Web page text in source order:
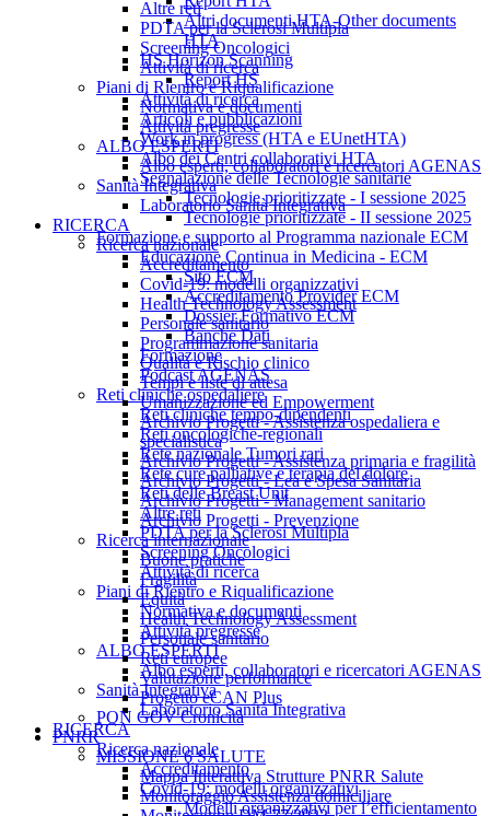
Altre reti
PDTA per la Sclerosi Multipla
Screening Oncologici
Attività di ricerca
Piani di Rientro e Riqualificazione
Normativa e documenti
Attività pregresse
ALBO ESPERTI
Albo esperti, collaboratori e ricercatori AGENAS
Sanità Integrativa
Laboratorio Sanità Integrativa
RICERCA
Ricerca nazionale
Accreditamento
Covid-19: modelli organizzativi
Health Technology Assessment
Personale sanitario
Programmazione sanitaria
Qualità e Rischio clinico
Tempi e liste di attesa
Umanizzazione ed Empowerment
Archivio Progetti - Assistenza ospedaliera e
specialistica
Archivio Progetti - Assistenza primaria e fragilità
Archivio Progetti - Lea e Spesa Sanitaria
Archivio Progetti - Management sanitario
Archivio Progetti - Prevenzione
Ricerca internazionale
Buone pratiche
Fragilità
Equità
Health Technology Assessment
Personale sanitario
Reti europee
Valutazione performance
Progetto eCAN Plus
PON GOV Cronicità
PNRR
MISSIONE 6 SALUTE
Mappa Interattiva Strutture PNRR Salute
Monitoraggio Assistenza domiciliare
Altri documenti HTA-Other documents
HTA
HS Horizon Scanning
Report HS
Attività di ricerca
Articoli e pubblicazioni
Work in progress (HTA e EUnetHTA)
Albo dei Centri collaborativi HTA
Segnalazione delle Tecnologie sanitarie
Tecnologie prioritizzate - I sessione 2025
Tecnologie prioritizzate - II sessione 2025
Formazione e supporto al Programma nazionale ECM
Educazione Continua in Medicina - ECM
Sito ECM
Accreditamento Provider ECM
Dossier Formativo ECM
Banche Dati
Formazione
Podcast AGENAS
Reti cliniche ospedaliere
Reti cliniche tempo-dipendenti
Reti oncologiche-regionali
Rete nazionale Tumori rari
Rete cure palliative e terapia del dolore
Reti delle Breast Unit
Altre reti
PDTA per la Sclerosi Multipla
Screening Oncologici
Attività di ricerca
Piani di Rientro e Riqualificazione
Normativa e documenti
Attività pregresse
ALBO ESPERTI
Albo esperti, collaboratori e ricercatori AGENAS
Sanità Integrativa
Laboratorio Sanità Integrativa
RICERCA
Ricerca nazionale
Accreditamento
Covid-19: modelli organizzativi
Modelli organizzativi per l’efficientamento